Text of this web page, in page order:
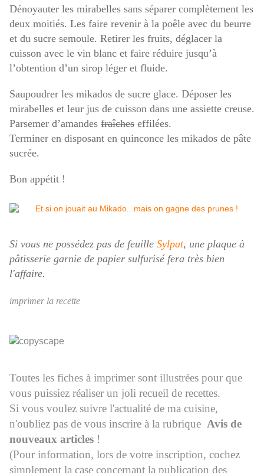
Dénoyauter les mirabelles sans séparer complètement les
deux moitiés. Les faire revenir à la poêle avec du beurre
et du sucre semoule. Retirer les fruits, déglacer la
cuisson avec le vin blanc et faire réduire jusqu’à
l’obtention d’un sirop léger et fluide.
Saupoudrer les mikados de sucre glace. Déposer les
mirabelles et leur jus de cuisson dans une assiette creuse.
Parsemer d’amandes fraîches effilées.
Terminer en disposant en quinconce les mikados de pâte
sucrée.
Bon appétit !
Si vous ne possédez pas de feuille Sylpat, une plaque à
pâtisserie garnie de papier sulfurisé fera très bien
l'affaire.
imprimer la recette
Toutes les fiches à imprimer sont illustrées pour que
vous puissiez réaliser un joli recueil de recettes.
Si vous voulez suivre l'actualité de ma cuisine,
n'oubliez pas de vous inscrire à la rubrique Avis de
nouveaux articles !
(Pour information, lors de votre inscription, cochez
simplement la case concernant la publication des